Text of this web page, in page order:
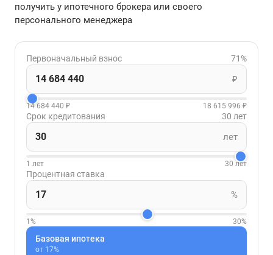
получить у ипотечного брокера или своего
персонального менеджера
Первоначальный взнос 71%
₽
14 684 440 ₽ 18 615 996 ₽
Срок кредитования 30 лет
лет
1 лет 30 лет
Процентная ставка
%
1% 30%
Базовая ипотека
от 17%